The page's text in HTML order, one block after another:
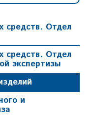
средств. Отдел
средств. Отдел
экспертизы
и